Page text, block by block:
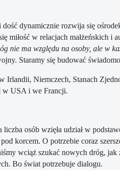
dynamicznie rozwija się
miłość w relacjach małżeńskich
nie ma względu na osoby, ale w
Staramy się budować
Niemczech, Stanach
w USA i we Francji.
osób wzięła udział w
korcem. O potrzebie coraz
wciąż szukać nowych dróg,
Bo świat potrzebuje dialogu.